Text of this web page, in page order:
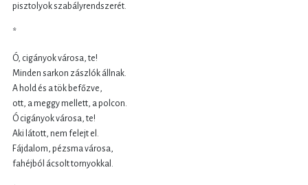
pisztolyok szabályrendszerét.
*
Ó, cigányok városa, te!
Minden sarkon zászlók állnak.
A hold és a tök befőzve,
ott, a meggy mellett, a polcon.
Ó cigányok városa, te!
Aki látott, nem felejt el.
Fájdalom, pézsma városa,
fahéjból ácsolt tornyokkal.